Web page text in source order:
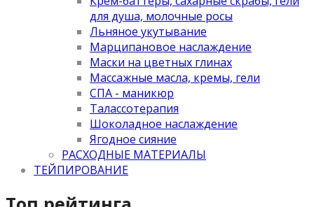
для душа, молочные росы
Льняное укутывание
Марципановое наслаждение
Маски на цветных глинах
Массажные масла, кремы, гели
СПА - маникюр
Талассотерапия
Шоколадное наслаждение
Ягодное сияние
РАСХОДНЫЕ МАТЕРИАЛЫ
ТЕЙПИРОВАНИЕ